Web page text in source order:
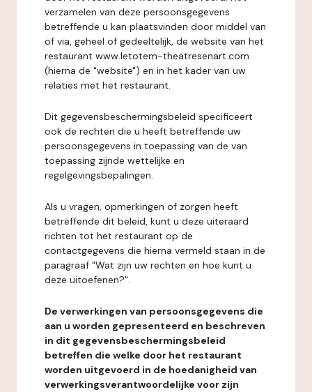
verzamelen van deze persoonsgegevens
betreffende u kan plaatsvinden door middel van
of via, geheel of gedeeltelijk, de website van het
restaurant www.letotem-theatresenart.com
(hierna de "website") en in het kader van uw
relaties met het restaurant.
Dit gegevensbeschermingsbeleid specificeert
ook de rechten die u heeft betreffende uw
persoonsgegevens in toepassing van de van
toepassing zijnde wettelijke en
regelgevingsbepalingen.
Als u vragen, opmerkingen of zorgen heeft
betreffende dit beleid, kunt u deze uiteraard
richten tot het restaurant op de
contactgegevens die hierna vermeld staan in de
paragraaf "Wat zijn uw rechten en hoe kunt u
deze uitoefenen?".
De verwerkingen van persoonsgegevens die
aan u worden gepresenteerd en beschreven
in dit gegevensbeschermingsbeleid
betreffen die welke door het restaurant
worden uitgevoerd in de hoedanigheid van
verwerkingsverantwoordelijke voor zijn